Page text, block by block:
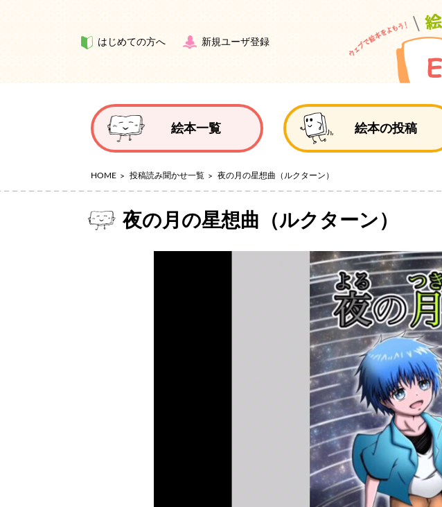
はじめての方へ 新規ユーザ登録
絵本一覧 絵本の投稿
HOME 投稿読み聞かせ一覧 夜の月の星想曲（ルクターン）
夜の月の星想曲（ルクターン）